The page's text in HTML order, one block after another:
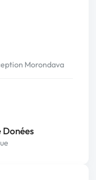
Morondava
Donées